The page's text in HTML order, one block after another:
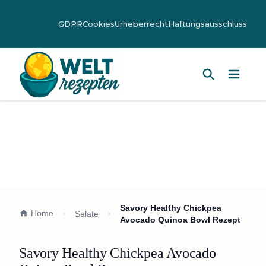
GDPRCookiesUrheberrechtHaftungsausschluss
Home Salate
Savory Healthy Chickpea
Avocado Quinoa Bowl Rezept
Savory Healthy Chickpea Avocado